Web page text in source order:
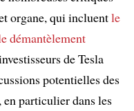
organe, qui incluentle
démantèlement
de Tesla
potentielles des
particulier dans les